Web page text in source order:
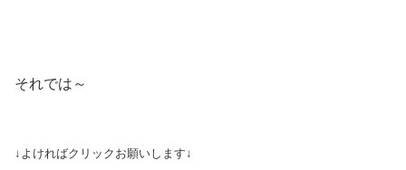
それでは～
↓よければクリックお願いします↓